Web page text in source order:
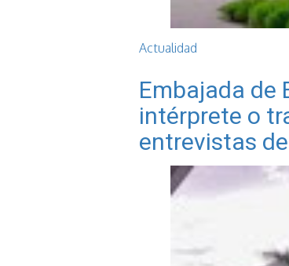
Actualidad
Embajada de
intérprete o
entrevistas